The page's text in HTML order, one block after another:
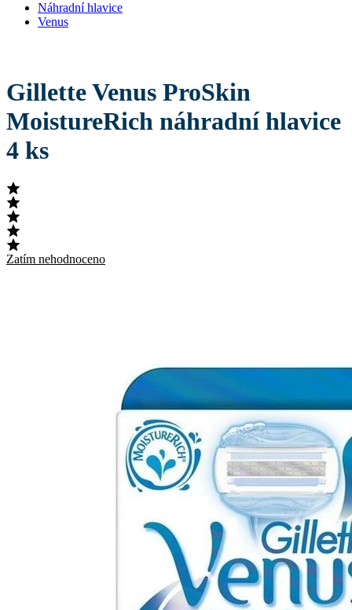
Náhradní hlavice
Venus
Gillette Venus ProSkin
MoistureRich náhradní hlavice
4 ks
Zatím nehodnoceno